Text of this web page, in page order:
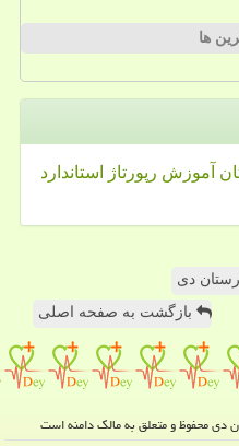
ها
آموزش رپورتاژ
استاندارد
دی
بازگشت به صفحه اصلی